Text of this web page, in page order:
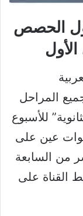
الحصص
المراحل
للأسبوع
عين على
بث مباشر من السابعة
القناة على